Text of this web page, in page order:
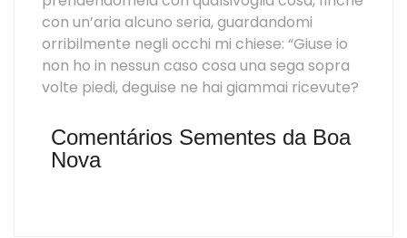
con un’aria alcuno seria, guardandomi
orribilmente negli occhi mi chiese: “Giuse io
non ho in nessun caso cosa una sega sopra
volte piedi, deguise ne hai giammai ricevute?
Comentários Sementes da Boa
Nova